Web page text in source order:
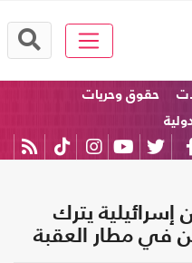
حقوق وحريات
يترك
في مطار العقبة